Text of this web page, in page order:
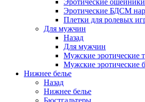
Эротические
Эротические БДСМ
Плетки для ролевых
Для мужчин
Назад
Для мужчин
Мужские эротические
Мужские эротические
Нижнее белье
Назад
Нижнее белье
Бюстгальтеры